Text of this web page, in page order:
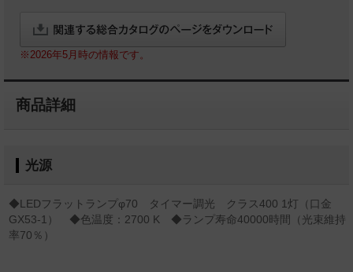
※2026年5月時の情報です。
商品詳細
光源
◆LEDフラットランプφ70 タイマー調光 クラス400 1灯（口金
GX53-1） ◆色温度：2700 K ◆ランプ寿命40000時間（光束維持
率70％）